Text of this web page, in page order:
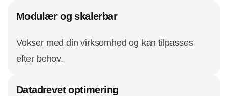
Modulær og skalerbar
Vokser med din virksomhed og kan tilpasses
efter behov.
Datadrevet optimering